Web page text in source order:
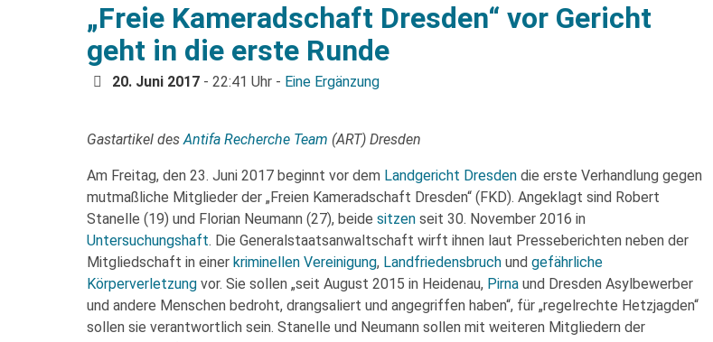
„Freie Kameradschaft Dresden“ vor Gericht
geht in die erste Runde
20. Juni 2017 - 22:41 Uhr - Eine Ergänzung
Gastartikel desAntifa Recherche Team (ART) Dresden
Am Freitag, den 23. Juni 2017 beginnt vor dem Landgericht Dresden die erste Verhandlung gegen
mutmaßliche Mitglieder der „Freien Kameradschaft Dresden“ (FKD). Angeklagt sind Robert
Stanelle (19) und Florian Neumann (27), beide sitzen seit 30. November 2016 in
Untersuchungshaft. Die Generalstaatsanwaltschaft wirft ihnen laut Presseberichten neben der
Mitgliedschaft in einer kriminellen Vereinigung, Landfriedensbruch und gefährliche
Körperverletzung vor. Sie sollen „seit August 2015 in Heidenau, Pirna und Dresden Asylbewerber
und andere Menschen bedroht, drangsaliert und angegriffen haben“, für „regelrechte Hetzjagden“
sollen sie verantwortlich sein. Stanelle und Neumann sollen mit weiteren Mitgliedern der